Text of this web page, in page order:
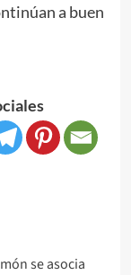
a buen
se asocia